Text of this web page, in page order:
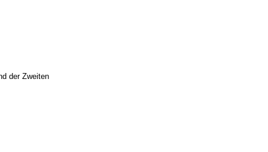
der Zweiten